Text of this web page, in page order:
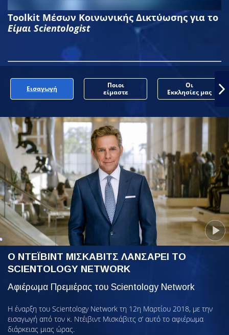
Toolkit Μέσων Κοινωνικής Δικτύωσης για το
Είμαι Scientologist
Εισαγωγή
Ποιοι
είμαστε
Οι
Εκκλησίες μας
Ο ΝΤΕΪΒΙΝΤ ΜΙΣΚΑΒΙΤΣ ΛΑΝΣΑΡΕΙ ΤΟ
SCIENTOLOGY NETWORK
Αφιέρωμα Πρεμιέρας του Scientology Network
Η έναρξη του Scientology Network τη 12η Μαρτίου 2018, με την
εισαγωγή από τον κ. Ντέιβιντ Μισκάβιτς σ’ αυτό το αφιέρωμα
διάρκειας μιας ώρας.